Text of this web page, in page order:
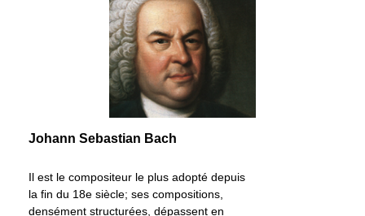
Johann Sebastian Bach
Il est le compositeur le plus adopté depuis
la fin du 18e siècle; ses compositions,
densément structurées, dépassent en